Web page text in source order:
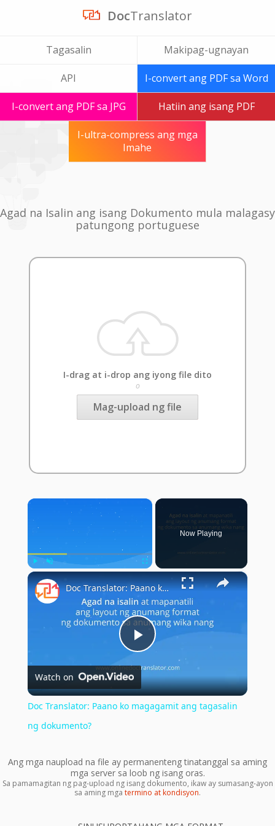
DocTranslator
Tagasalin Makipag-ugnayan
API I-convert ang PDF sa Word
I-convert ang PDF sa JPG Hatiin ang isang PDF
I-ultra-compress ang mga
Imahe
Agad na Isalin ang isang Dokumento mula malagasy
patungong portuguese
I-drag at i-drop ang iyong file dito
o
Mag-upload ng file
×
Play Unmute Fullscreen
Now Playing
×
Play
Video
Doc Translator: Paano ko magagamit ang tagasalin ng dokumento?
Watch on
Doc Translator: Paano ko magagamit ang tagasalin
ng dokumento?
Ang mga naupload na file ay permanenteng tinatanggal sa aming
mga server sa loob ng isang oras.
Sa pamamagitan ng pag-upload ng isang dokumento, ikaw ay sumasang-ayon
sa aming mga termino at kondisyon.